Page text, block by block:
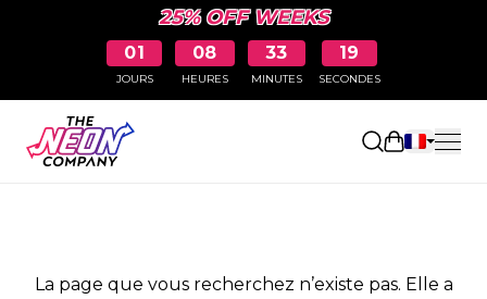
25% OFF WEEKS
01
JOURS
08
HEURES
33
MINUTES
19
SECONDES
Ouvrir le
PAGE NON TROUVÉE
La page que vous recherchez n’existe pas. Elle a